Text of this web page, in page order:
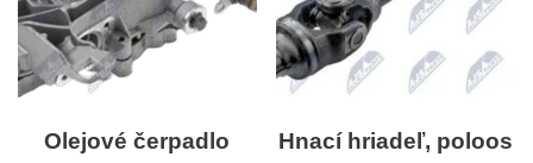
Olejové čerpadlo
Hnací hriadeľ, poloos